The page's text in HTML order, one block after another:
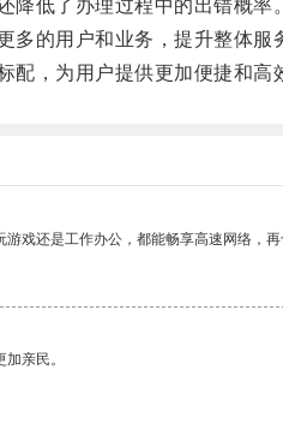
低了办理过程中的出错概率。
的用户和业务，提升整体服
，为用户提供更加便捷和高
戏还是工作办公，都能畅享高速网络，
亲民。